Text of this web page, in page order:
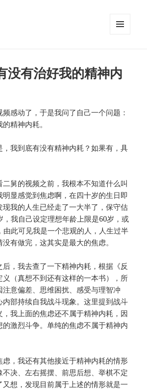
没有治好我的精神内
感动了，于是我问了自己一个问题：
精神内耗。
，我到底有没有精神内耗？如果有，具
舅的视频之前，我根本不知道什么叫
显感觉到焦虑啊，在四十岁的生日即
现我的人生已经走了一大半了，保守估
，我自己设定理想年龄上限是60岁，或
由此可见我是一个悲观的人，人生过半
有做完，这其实是最大的焦虑。
，我去查了一下精神内耗，根据《反
义（真想不到还有这样的一本书），所
意偏差、思维困扰、感受与理智冲
内部持续自我战斗现象。这里提到战斗
，我上面的焦虑还不属于精神内耗，因
的激烈斗争。单纯的焦虑不属于精神内
，我还有其他接近于精神内耗的情形
决、左右摇摆、前思后想、举棋不定
又想，发现目前属于上述的情形就是一